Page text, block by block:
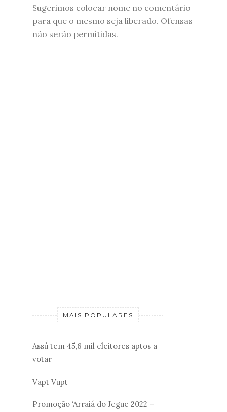
Sugerimos colocar nome no comentário
para que o mesmo seja liberado. Ofensas
não serão permitidas.
MAIS POPULARES
Assú tem 45,6 mil eleitores aptos a
votar
Vapt Vupt
Promoção ‘Arraiá do Jegue 2022 –